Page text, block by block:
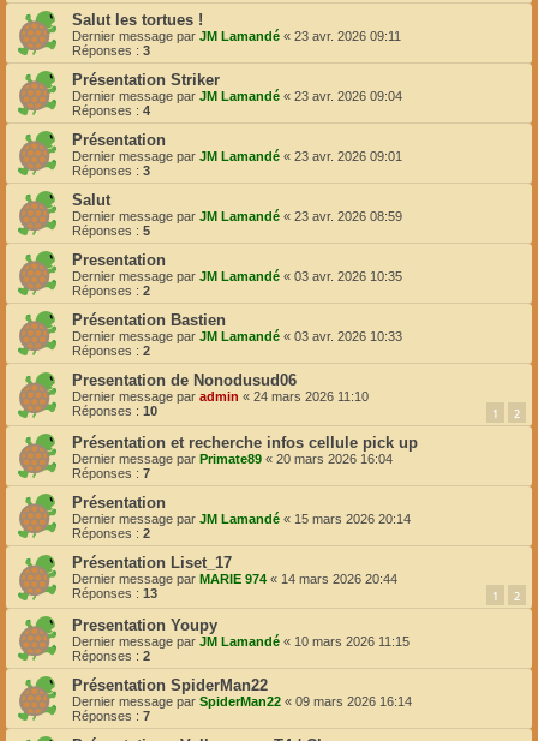
Salut les tortues !
Dernier message par JM Lamandé « 23 avr. 2026 09:11
Réponses : 3
Présentation Striker
Dernier message par JM Lamandé « 23 avr. 2026 09:04
Réponses : 4
Présentation
Dernier message par JM Lamandé « 23 avr. 2026 09:01
Réponses : 3
Salut
Dernier message par JM Lamandé « 23 avr. 2026 08:59
Réponses : 5
Presentation
Dernier message par JM Lamandé « 03 avr. 2026 10:35
Réponses : 2
Présentation Bastien
Dernier message par JM Lamandé « 03 avr. 2026 10:33
Réponses : 2
Presentation de Nonodusud06
Dernier message par admin « 24 mars 2026 11:10
Réponses : 10 1 2
Présentation et recherche infos cellule pick up
Dernier message par Primate89 « 20 mars 2026 16:04
Réponses : 7
Présentation
Dernier message par JM Lamandé « 15 mars 2026 20:14
Réponses : 2
Présentation Liset_17
Dernier message par MARIE 974 « 14 mars 2026 20:44
Réponses : 13 1 2
Presentation Youpy
Dernier message par JM Lamandé « 10 mars 2026 11:15
Réponses : 2
Présentation SpiderMan22
Dernier message par SpiderMan22 « 09 mars 2026 16:14
Réponses : 7